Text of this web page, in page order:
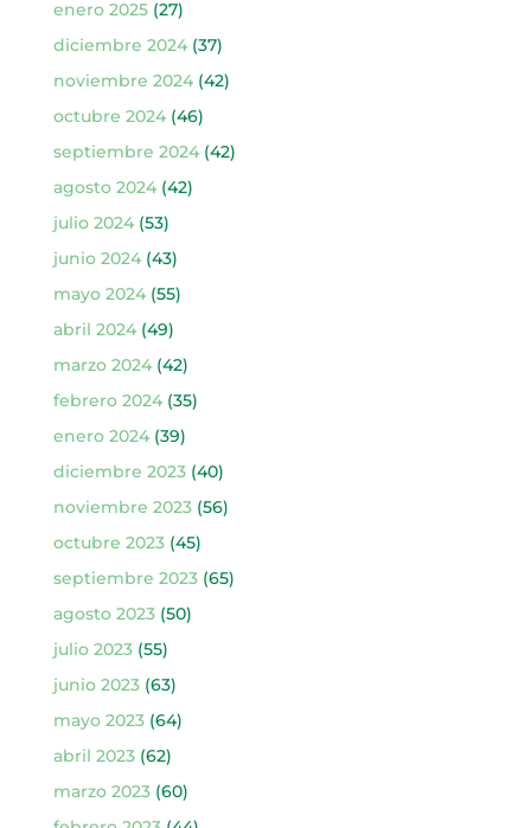
enero 2025(27)
diciembre 2024(37)
noviembre 2024(42)
octubre 2024(46)
septiembre 2024(42)
agosto 2024(42)
julio 2024(53)
junio 2024(43)
mayo 2024(55)
abril 2024(49)
marzo 2024(42)
febrero 2024(35)
enero 2024(39)
diciembre 2023(40)
noviembre 2023(56)
octubre 2023(45)
septiembre 2023(65)
agosto 2023(50)
julio 2023(55)
junio 2023(63)
mayo 2023(64)
abril 2023(62)
marzo 2023(60)